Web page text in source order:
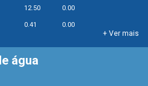
12.50 0.00
0.41 0.00
+ Ver mais
água